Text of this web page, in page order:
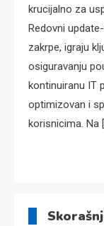
krucijalno za
Redovni
zakrpe, igraju
osiguravanju
kontinuiranu IT
optimizovan i
korisnicima. Na